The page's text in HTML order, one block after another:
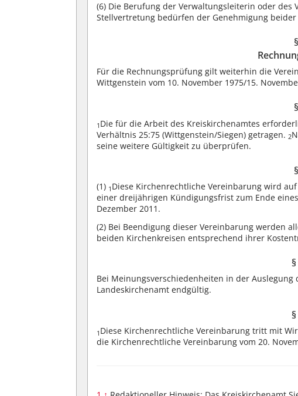
(6) Die Berufung der Verwaltungsleiterin oder
Stellvertretung bedürfen der Genehmigung
Für die Rechnungsprüfung gilt weiterhin die
Wittgenstein vom 10. November 1975/15.
1 Die für die Arbeit des Kreiskirchenamtes
Verhältnis 25:75 (Wittgenstein/Siegen) getragen. 2
seine weitere Gültigkeit zu überprüfen.
(1) 1 Diese Kirchenrechtliche Vereinbarung wird
einer dreijährigen Kündigungsfrist zum Ende
Dezember 2011.
(2) Bei Beendigung dieser Vereinbarung werden
beiden Kirchenkreisen entsprechend ihrer
Bei Meinungsverschiedenheiten in der
Landeskirchenamt endgültig.
1 Diese Kirchenrechtliche Vereinbarung tritt mit
die Kirchenrechtliche Vereinbarung vom 20.